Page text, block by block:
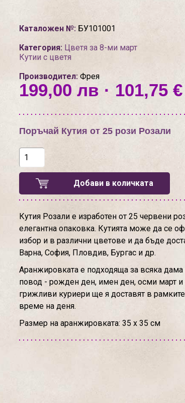
Каталожен №:БУ101001
Категория: Цветя за 8-ми март
Кутии с цветя
Производител: Фрея
199,00 лв · 101,75 €
Поръчай Кутия от 25 рози Розали
Добави в количката
Кутия Розали е изработен от 25 червени
елегантна опаковка. Кутията може да се
избор и в различни цветове и да бъде
Варна, София, Пловдив, Бургас и др.
Аранжировката е подходяща за всяка дама
повод - рожден ден, имен ден, осми март
грижливи куриери ще я доставят в
време на деня.
Размер на аранжировката: 35 х 35 см